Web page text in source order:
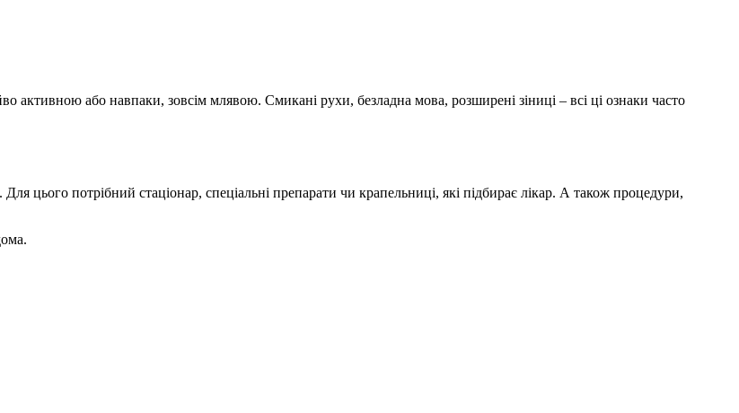
активною або навпаки, зовсім млявою. Смикані рухи, безладна мова, розширені зіниці – всі ці ознаки часто
цього потрібний стаціонар, спеціальні препарати чи крапельниці, які підбирає лікар. А також процедури,